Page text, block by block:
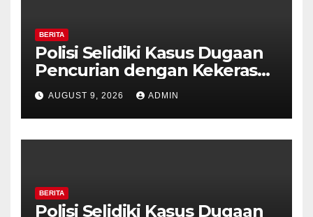
BERITA
Polisi Selidiki Kasus Dugaan
Pencurian dengan Kekerasan
di Counter HP Royal Phone
Ambarawa.
AUGUST 9, 2026 ADMIN
BERITA
Polisi Selidiki Kasus Dugaan